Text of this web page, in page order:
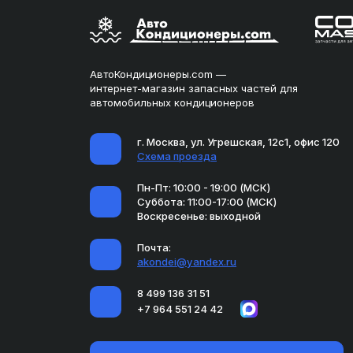
АвтоКондиционеры.com —
интернет-магазин запасных частей для
автомобильных кондиционеров
г. Москва, ул. Угрешская, 12с1, офис 120
Схема проезда
Пн-Пт: 10:00 - 19:00 (МСК)
Суббота: 11:00-17:00 (МСК)
Воскресенье: выходной
Почта:
akondei@yandex.ru
8 499 136 31 51
+7 964 551 24 42